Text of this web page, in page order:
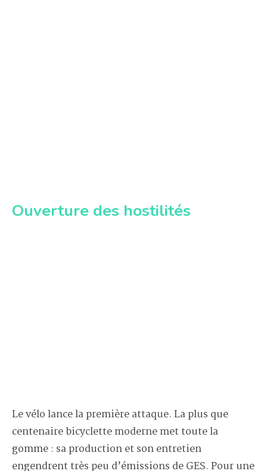
Ouverture des hostilités
Le vélo lance la première attaque. La plus que
centenaire bicyclette moderne met toute la
gomme : sa production et son entretien
engendrent très peu d’émissions de GES. Pour une